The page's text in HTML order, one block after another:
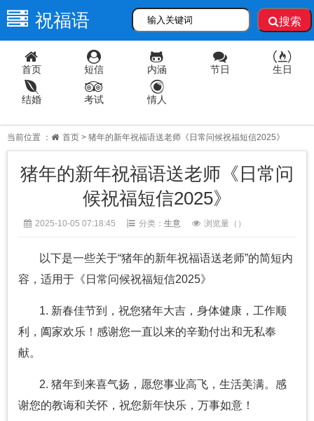
祝福语 搜索
首页 短信 内涵 节日 生日
结婚 考试 情人
当前位置 ： 首页 > 猪年的新年祝福语送老师《日常问候祝福短信2025》
猪年的新年祝福语送老师《日常问
候祝福短信2025》
2025-10-05 07:18:45 分类： 生意 浏览量（ ）
以下是一些关于“猪年的新年祝福语送老师”的简短内
容，适用于《日常问候祝福短信2025》
1. 新春佳节到，祝您猪年大吉，身体健康，工作顺
利，阖家欢乐！感谢您一直以来的辛勤付出和无私奉
献。
2. 猪年到来喜气扬，愿您事业高飞，生活美满。感
谢您的教诲和关怀，祝您新年快乐，万事如意！